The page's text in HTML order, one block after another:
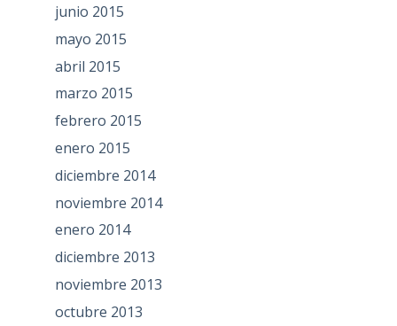
junio 2015
mayo 2015
abril 2015
marzo 2015
febrero 2015
enero 2015
diciembre 2014
noviembre 2014
enero 2014
diciembre 2013
noviembre 2013
octubre 2013